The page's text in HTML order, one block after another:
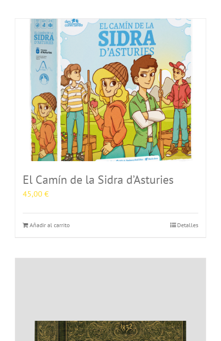
El Camín de la Sidra d’Asturies
45,00 €
Añadir al carrito Detalles